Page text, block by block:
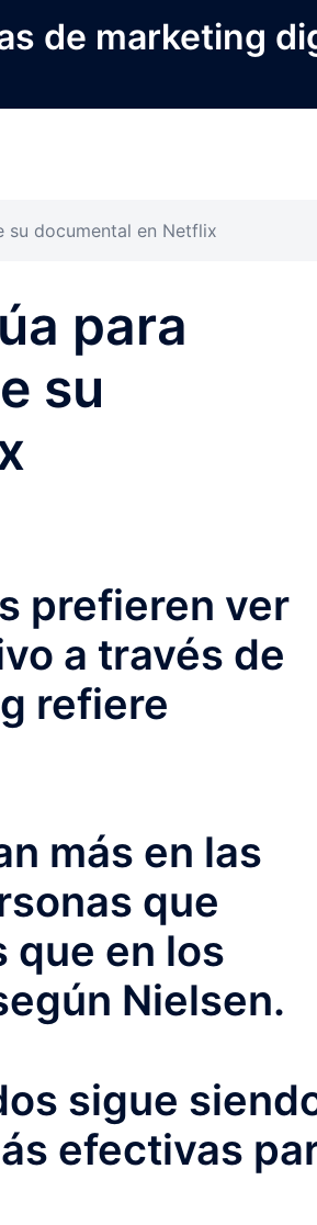
de marketing
su documental en Netflix
para
su
prefieren ver
a través de
refiere
más en las
que
que en los
Nielsen.
sigue
efectivas